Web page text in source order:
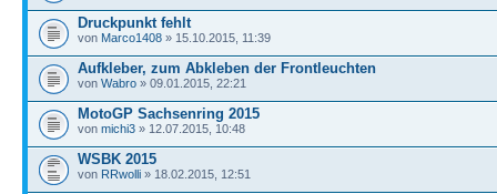
Druckpunkt fehlt
von Marco1408 » 15.10.2015, 11:39
Aufkleber, zum Abkleben der Frontleuchten
von Wabro » 09.01.2015, 22:21
MotoGP Sachsenring 2015
von michi3 » 12.07.2015, 10:48
WSBK 2015
von RRwolli » 18.02.2015, 12:51